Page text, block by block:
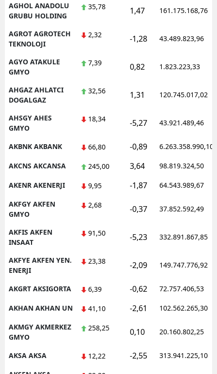
Kırşehir
Kütahya
Kahramanmaraş
Muş
Nevşehir
Niğde
Ordu
Rize
AGHOL ANADOLU
GRUBU HOLDING
35,78 1,47 161.175.168,76
AGROT AGROTECH
TEKNOLOJI
2,32 -1,28 43.489.823,96
AGYO ATAKULE
GMYO
7,39 0,82 1.823.223,33
AHGAZ AHLATCI
DOGALGAZ
32,56 1,31 120.745.017,02
AHSGY AHES
GMYO
18,34 -5,27 43.921.489,46
AKBNK AKBANK 66,80 -0,89 6.263.358.990,10
AKCNS AKCANSA 245,00 3,64 98.819.324,50
AKENR AKENERJI 9,95 -1,87 64.543.989,67
AKFGY AKFEN
GMYO
2,68 -0,37 37.852.592,49
AKFIS AKFEN
INSAAT
91,50 -5,23 332.891.867,85
AKFYE AKFEN YEN.
ENERJI
23,38 -2,09 149.747.776,92
AKGRT AKSIGORTA 6,39 -0,62 72.757.406,53
AKHAN AKHAN UN 41,10 -2,61 102.562.265,30
AKMGY AKMERKEZ
GMYO
258,25 0,10 20.160.802,25
AKSA AKSA 12,22 -2,55 313.941.225,10